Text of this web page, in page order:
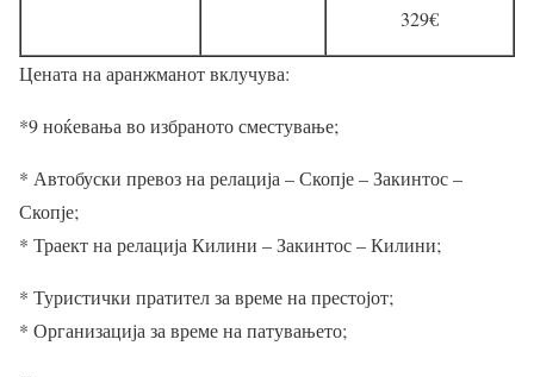
329€
Цената на аранжманот вклучува:
*9 ноќевања во избраното сместување;
* Автобуски превоз на релација – Скопје – Закинтос –
Скопје;
* Траект на релација Килини – Закинтос – Килини;
* Туристички пратител за време на престојот;
* Организација за време на патувањето;